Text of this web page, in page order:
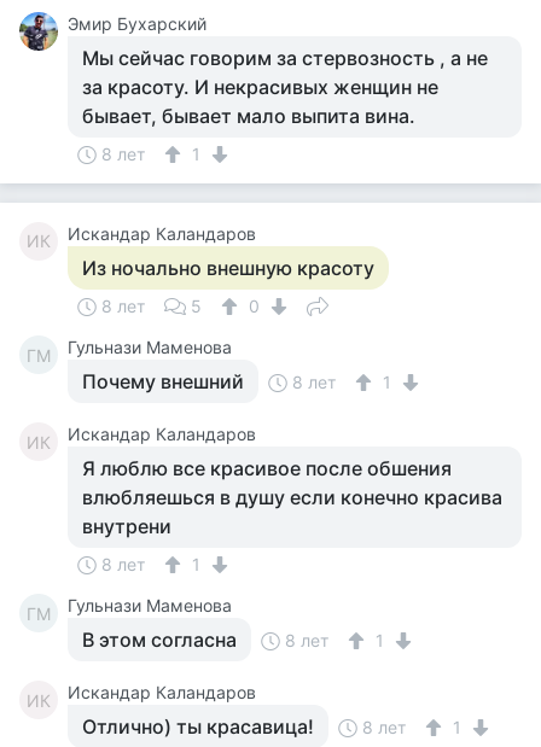
Эмир Бухарский
Мы сейчас говорим за стервозность , а не
за красоту. И некрасивых женщин не
бывает, бывает мало выпита вина.
8 лет 1
ИК Искандар Каландаров
Из ночально внешную красоту
8 лет 5 0
ГМ Гульнази Маменова
Почему внешний 8 лет 1
ИК Искандар Каландаров
Я люблю все красивое после обшения
влюбляешься в душу если конечно красива
внутрени
8 лет 1
ГМ Гульнази Маменова
В этом согласна 8 лет 1
ИК Искандар Каландаров
Отлично) ты красавица! 8 лет 1